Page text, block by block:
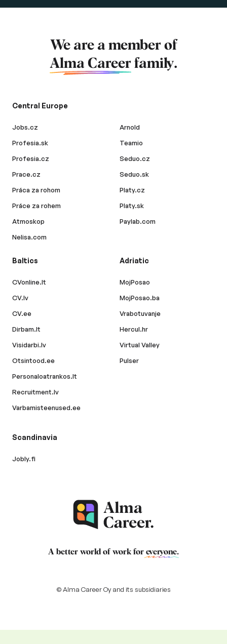
We are a member of
Alma Career family.
Central Europe
Jobs.cz
Profesia.sk
Profesia.cz
Prace.cz
Práca za rohom
Práce za rohem
Atmoskop
Nelisa.com
Arnold
Teamio
Seduo.cz
Seduo.sk
Platy.cz
Platy.sk
Paylab.com
Baltics
CVonline.lt
CV.lv
CV.ee
Dirbam.lt
Visidarbi.lv
Otsintood.ee
Personaloatrankos.lt
Recruitment.lv
Varbamisteenused.ee
Adriatic
MojPosao
MojPosao.ba
Vrabotuvanje
Hercul.hr
Virtual Valley
Pulser
Scandinavia
Jobly.fi
A better world of work for everyone.
© Alma Career Oy and its subsidiaries